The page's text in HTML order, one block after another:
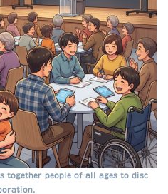
together people of all ages to disc